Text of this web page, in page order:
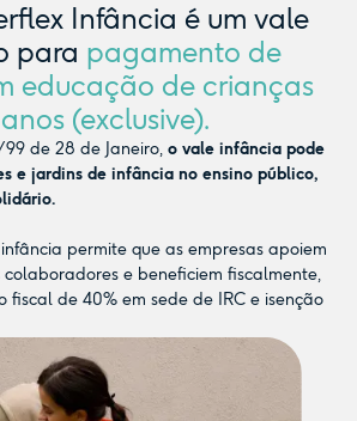
Infância é um vale
para pagamento de
educação de crianças
(exclusive).
de 28 de Janeiro,o vale infância pode
e jardins de infância no ensino público,
permite que as empresas apoiem
colaboradores e beneficiem fiscalmente,
fiscal de 40% em sede de IRC e isenção